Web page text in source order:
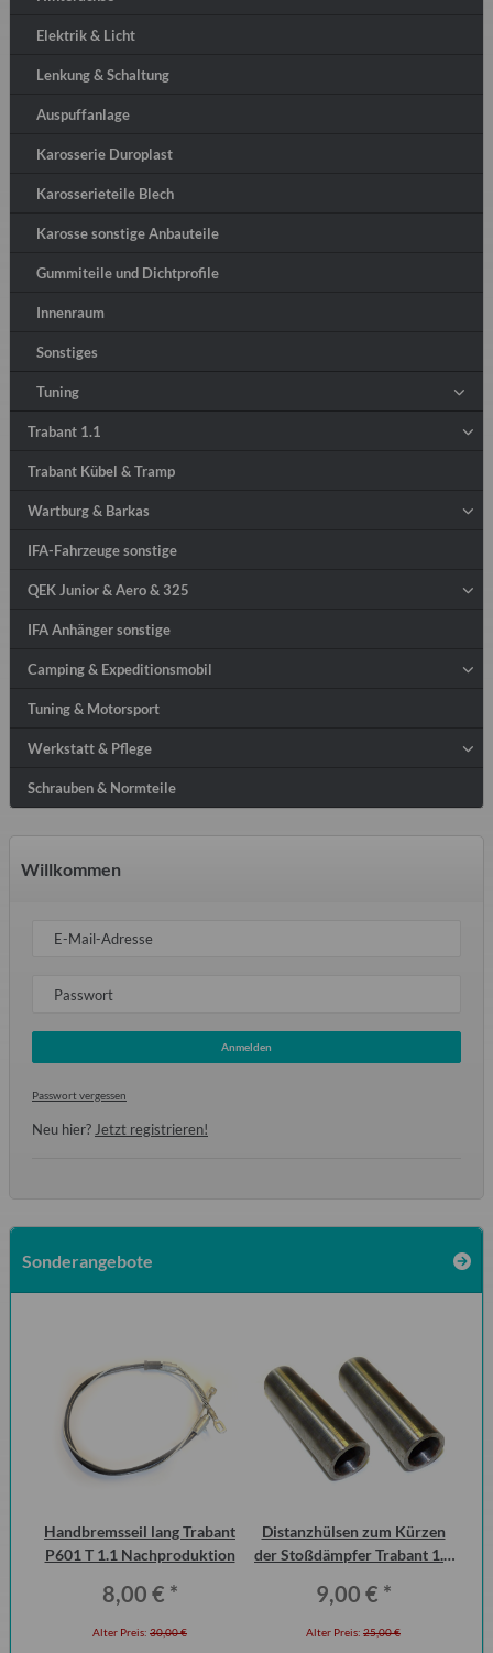
Elektrik & Licht
Lenkung & Schaltung
Auspuffanlage
Karosserie Duroplast
Karosserieteile Blech
Karosse sonstige Anbauteile
Gummiteile und Dichtprofile
Innenraum
Sonstiges
Tuning
Trabant 1.1
Trabant Kübel & Tramp
Wartburg & Barkas
IFA-Fahrzeuge sonstige
QEK Junior & Aero & 325
IFA Anhänger sonstige
Camping & Expeditionsmobil
Tuning & Motorsport
Werkstatt & Pflege
Schrauben & Normteile
Willkommen
E-Mail-Adresse
Passwort
Anmelden
Passwort vergessen
Neu hier? Jetzt registrieren!
Sonderangebote
Handbremsseil lang Trabant
P601 T 1.1 Nachproduktion
8,00 € *
Alter Preis: 30,00 €
Distanzhülsen zum Kürzen
der Stoßdämpfer Trabant 1.1
9,00 € *
Alter Preis: 25,00 €